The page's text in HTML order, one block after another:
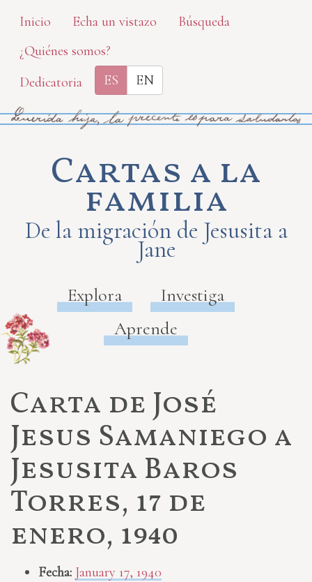
Skip
main
content
Inicio Echa un vistazo
Búsqueda
¿Quiénes somos?
Dedicatoria
ES EN
Cartas a la
familia
De la migración de Jesusita a
Jane
Explora
Investiga
Aprende
Carta de José
Jesus Samaniego a
Jesusita Baros
Torres, 17 de
enero, 1940
Fecha: January 17, 1940